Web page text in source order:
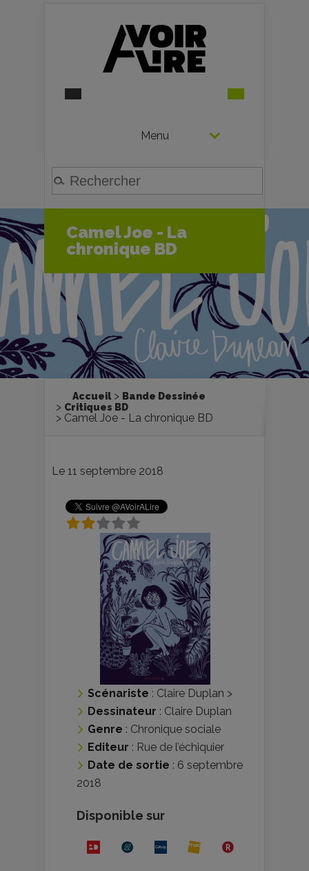
Menu
Camel Joe - La
chronique BD
Accueil
Bande Dessinée
Critiques BD
Camel Joe - La chronique BD
Le 11 septembre 2018
Scénariste : Claire Duplan >
Dessinateur : Claire Duplan
Genre : Chronique sociale
Editeur : Rue de l’échiquier
Date de sortie : 6 septembre
2018
Disponible sur